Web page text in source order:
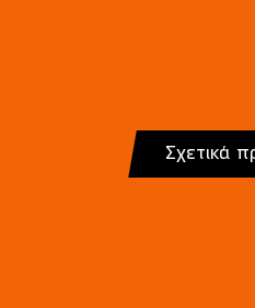
Σχετικά